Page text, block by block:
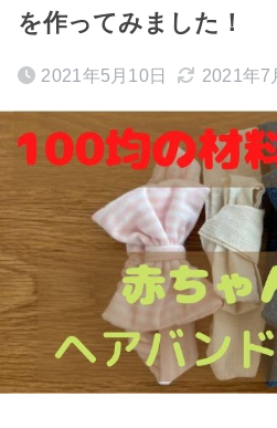
を作ってみました！
2021年5月10日 2021年7